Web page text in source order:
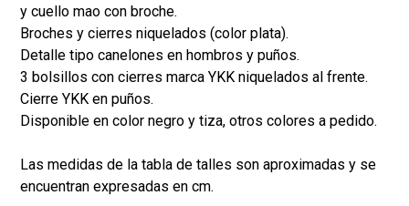
y cuello mao con broche.
Broches y cierres niquelados (color plata).
Detalle tipo canelones en hombros y puños.
3 bolsillos con cierres marca YKK niquelados al frente.
Cierre YKK en puños.
Disponible en color negro y tiza, otros colores a pedido.
Las medidas de la tabla de talles son aproximadas y se
encuentran expresadas en cm.